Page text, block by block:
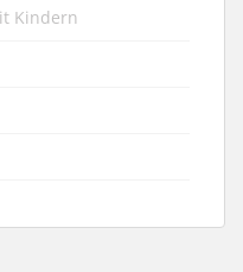
Kindern